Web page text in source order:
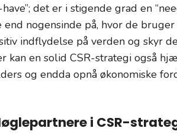
det er i stigende grad en
nogensinde på, hvor de
indflydelse på verden og skyr
kan en solid CSR-strategi også
og endda opnå økonomiske
i CSR-